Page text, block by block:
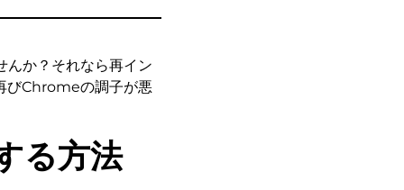
か？それなら再イン
びChromeの調子が悪
る方法